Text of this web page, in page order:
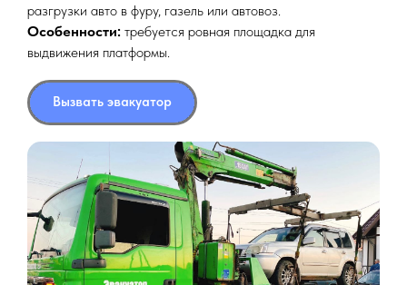
разгрузки авто в фуру, газель или автовоз.
Особенности: требуется ровная площадка для
выдвижения платформы.
Вызвать эвакуатор